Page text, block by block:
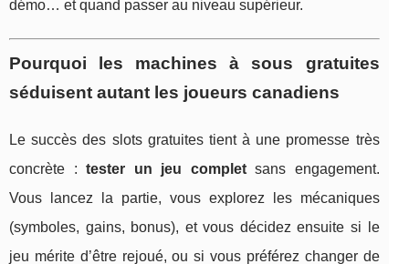
démo… et quand passer au niveau supérieur.
Pourquoi les machines à sous gratuites
séduisent autant les joueurs canadiens
Le succès des slots gratuites tient à une promesse très
concrète :tester un jeu completsans engagement.
Vous lancez la partie, vous explorez les mécaniques
(symboles, gains, bonus), et vous décidez ensuite si le
jeu mérite d’être rejoué, ou si vous préférez changer de